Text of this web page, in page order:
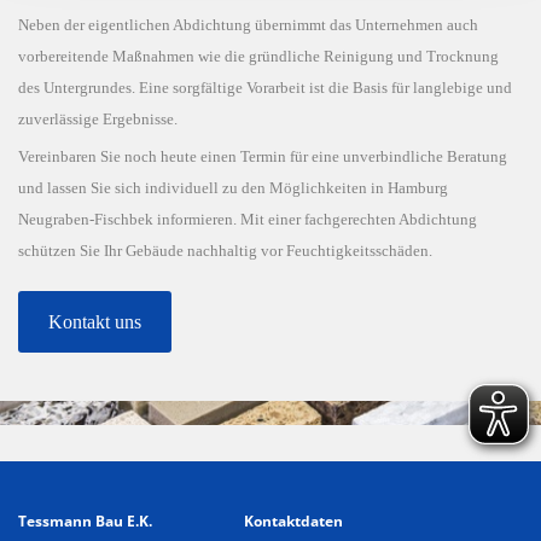
Neben der eigentlichen Abdichtung übernimmt das Unternehmen auch
vorbereitende Maßnahmen wie die gründliche Reinigung und Trocknung
des Untergrundes. Eine sorgfältige Vorarbeit ist die Basis für langlebige und
zuverlässige Ergebnisse.
Vereinbaren Sie noch heute einen Termin für eine unverbindliche Beratung
und lassen Sie sich individuell zu den Möglichkeiten in Hamburg
Neugraben-Fischbek informieren. Mit einer fachgerechten Abdichtung
schützen Sie Ihr Gebäude nachhaltig vor Feuchtigkeitsschäden.
Kontakt uns
Tessmann Bau E.K.
Kontaktdaten